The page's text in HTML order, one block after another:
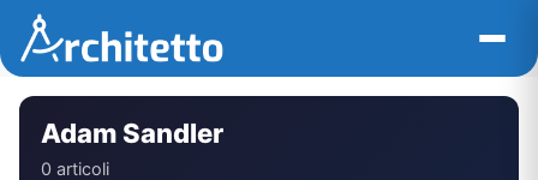
contenuto
Adam Sandler
0 articoli